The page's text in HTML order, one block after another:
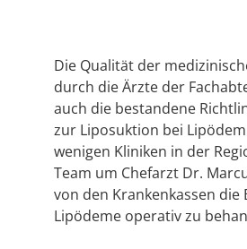
Die Qualität der
durch die Ärzte der
auch die bestandene
zur Liposuktion bei
wenigen Kliniken in der
Team um Chefarzt Dr.
von den Krankenkassen die
Lipödeme operativ zu